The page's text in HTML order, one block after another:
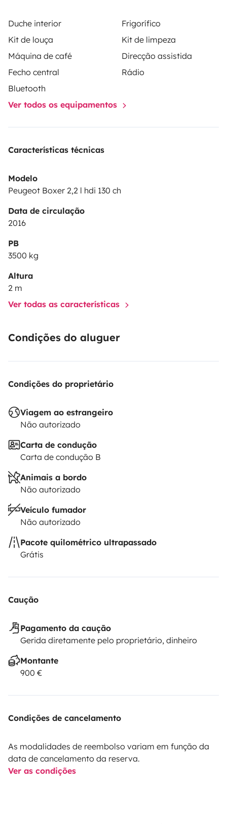
e vive a ilha com a amplitude e liberdade que
mereces.🌟
Duche interior
Frigorífico
Kit de louça
Kit de limpeza
Máquina de café
Direcção assistida
Fecho central
Rádio
Bluetooth
Ver todos os equipamentos
Características técnicas
Modelo
Peugeot Boxer 2,2 l hdi 130 ch
Data de circulação
2016
PB
3500 kg
Altura
2 m
Ver todas as características
Condições do aluguer
Condições do proprietário
Viagem ao estrangeiro
Não autorizado
Carta de condução
Carta de condução B
Animais a bordo
Não autorizado
Veículo fumador
Não autorizado
Pacote quilométrico ultrapassado
Grátis
Caução
Pagamento da caução
Gerida diretamente pelo proprietário, dinheiro
Montante
900 €
Condições de cancelamento
As modalidades de reembolso variam em função da
data de cancelamento da reserva.
Ver as condições